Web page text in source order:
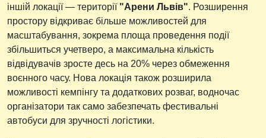
іншій локації — території "Арени Львів". Розширення
простору відкриває більше можливостей для
масштабування, зокрема площа проведення події
збільшиться учетверо, а максимальна кількість
відвідувачів зросте десь на 20% через обмеження
воєнного часу. Нова локація також розширила
можливості кемпінгу та додаткових розваг, водночас
організатори так само забезпечать фестивальні
автобуси для зручності логістики.